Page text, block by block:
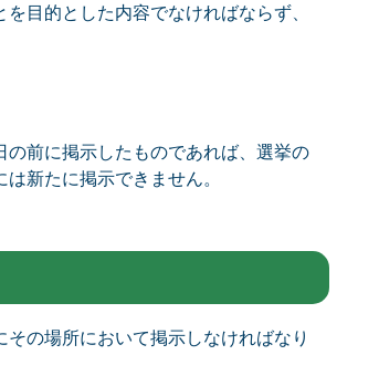
目的とした内容でなければならず、
前に掲示したものであれば、選挙の
新たに掲示できません。
の場所において掲示しなければなり